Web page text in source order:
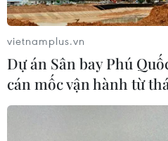
vietnamplus.vn
Dự án Sân bay Phú
cán mốc vận hành từ